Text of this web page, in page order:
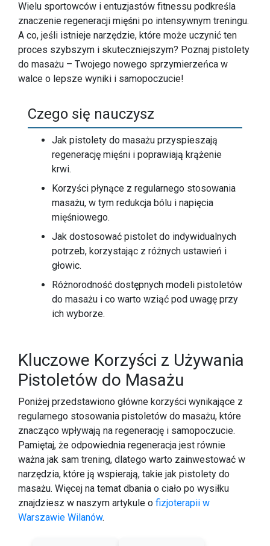
Wielu sportowców i entuzjastów fitnessu podkreśla
znaczenie regeneracji mięśni po intensywnym treningu.
A co, jeśli istnieje narzędzie, które może uczynić ten
proces szybszym i skuteczniejszym? Poznaj pistolety
do masażu – Twojego nowego sprzymierzeńca w
walce o lepsze wyniki i samopoczucie!
Czego się nauczysz
Jak pistolety do masażu przyspieszają
regenerację mięśni i poprawiają krążenie
krwi.
Korzyści płynące z regularnego stosowania
masażu, w tym redukcja bólu i napięcia
mięśniowego.
Jak dostosować pistolet do indywidualnych
potrzeb, korzystając z różnych ustawień i
głowic.
Różnorodność dostępnych modeli pistoletów
do masażu i co warto wziąć pod uwagę przy
ich wyborze.
Kluczowe Korzyści z Używania
Pistoletów do Masażu
Poniżej przedstawiono główne korzyści wynikające z
regularnego stosowania pistoletów do masażu, które
znacząco wpływają na regenerację i samopoczucie.
Pamiętaj, że odpowiednia regeneracja jest równie
ważna jak sam trening, dlatego warto zainwestować w
narzędzia, które ją wspierają, takie jak pistolety do
masażu. Więcej na temat dbania o ciało po wysiłku
znajdziesz w naszym artykule o fizjoterapii w
Warszawie Wilanów.